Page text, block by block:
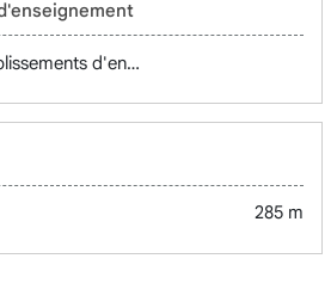
d'enseignement
285 m